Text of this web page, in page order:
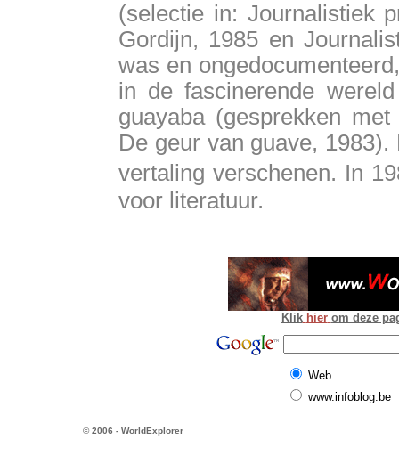
(selectie in: Journalistiek
Gordijn, 1985 en
was en
in de fascinerende
guayaba (gesprekken
De geur van guave,
vertaling verschenen. In
voor literatuur.
Klik hier om deze
Web
www.infoblog.be
© 2006 - WorldExplorer